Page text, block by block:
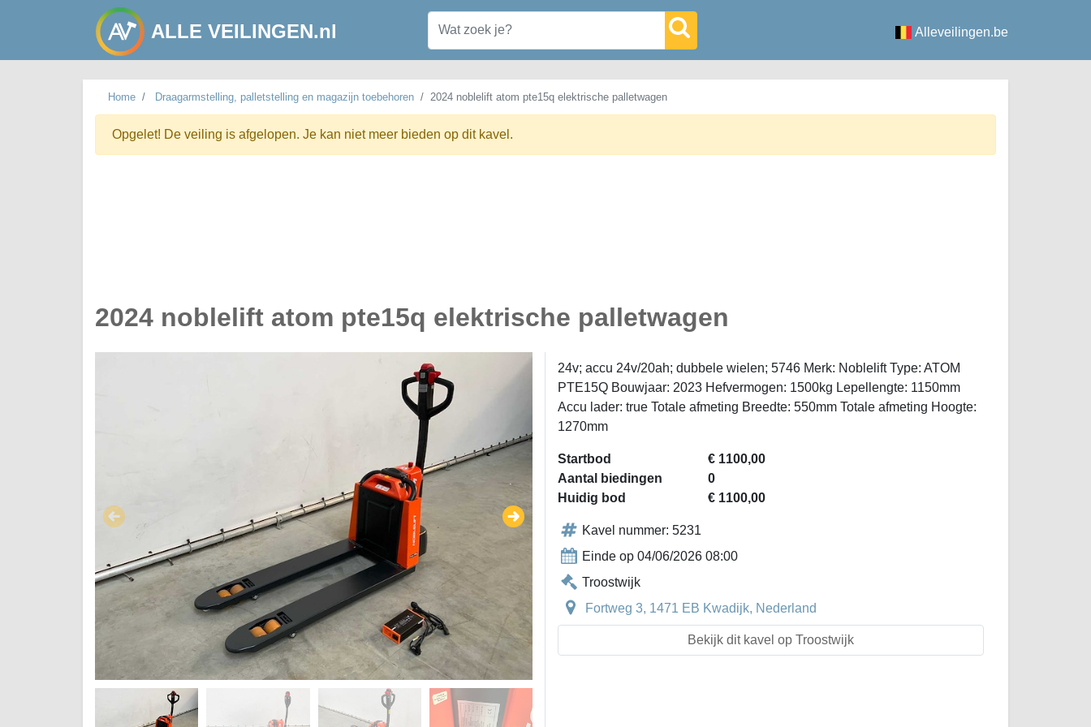
ALLE VEILINGEN.nl Alleveilingen.be
Home Draagarmstelling, palletstelling en magazijn toebehoren 2024 noblelift atom pte15q elektrische palletwagen
Opgelet! De veiling is afgelopen. Je kan niet meer bieden op dit kavel.
2024 noblelift atom pte15q elektrische palletwagen
24v; accu 24v/20ah; dubbele wielen; 5746 Merk: Noblelift Type: ATOM
PTE15Q Bouwjaar: 2023 Hefvermogen: 1500kg Lepellengte: 1150mm
Accu lader: true Totale afmeting Breedte: 550mm Totale afmeting Hoogte:
1270mm
Startbod
€ 1100,00
Aantal biedingen
0
Huidig bod
€ 1100,00
Kavel nummer: 5231
Einde op 04/06/2026 08:00
Troostwijk
Fortweg 3, 1471 EB Kwadijk, Nederland
Bekijk dit kavel op Troostwijk